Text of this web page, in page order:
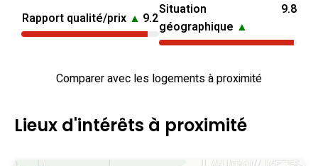
Rapport qualité/prix ▲ 9.2
Situation
géographique ▲
9.8
Comparer avec les logements à proximité
Lieux d'intérêts à proximité